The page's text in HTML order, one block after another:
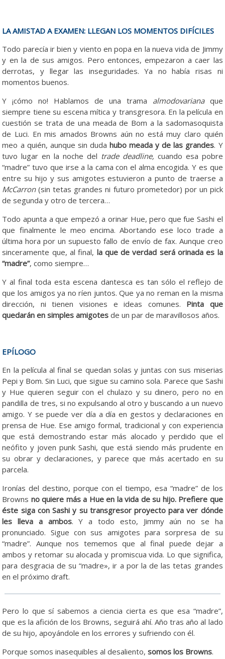
LA AMISTAD A EXAMEN: LLEGAN LOS MOMENTOS DIFÍCILES
Todo parecía ir bien y viento en popa en la nueva vida de Jimmy
y en la de sus amigos. Pero entonces, empezaron a caer las
derrotas, y llegar las inseguridades. Ya no había risas ni
momentos buenos.
Y ¡cómo no! Hablamos de una trama almodovarianaque
siempre tiene su escena mítica y transgresora. En la película en
cuestión se trata de una meada de Bom a la sadomasoquista
de Luci. En mis amados Browns aún no está muy claro quién
meo a quién, aunque sin duda hubo meada y de las grandes. Y
tuvo lugar en la noche del trade deadline, cuando esa pobre
“madre” tuvo que irse a la cama con el alma encogida. Y es que
entre su hijo y sus amigotes estuvieron a punto de traerse a
McCarron(sin tetas grandes ni futuro prometedor) por un pick
de segunda y otro de tercera…
Todo apunta a que empezó a orinar Hue, pero que fue Sashi el
que finalmente le meo encima. Abortando ese loco trade a
última hora por un supuesto fallo de envío de fax. Aunque creo
sinceramente que, al final, la que de verdad será orinada es la
“madre”, como siempre…
Y al final toda esta escena dantesca es tan sólo el reflejo de
que los amigos ya no ríen juntos. Que ya no reman en la misma
dirección, ni tienen visiones e ideas comunes. Pinta que
quedarán en simples amigotes de un par de maravillosos años.
EPÍLOGO
En la película al final se quedan solas y juntas con sus miserias
Pepi y Bom. Sin Luci, que sigue su camino sola. Parece que Sashi
y Hue quieren seguir con el chulazo y su dinero, pero no en
pandilla de tres, si no expulsando al otro y buscando a un nuevo
amigo. Y se puede ver día a día en gestos y declaraciones en
prensa de Hue. Ese amigo formal, tradicional y con experiencia
que está demostrando estar más alocado y perdido que el
neófito y joven punk Sashi, que está siendo más prudente en
su obrar y declaraciones, y parece que más acertado en su
parcela.
Ironías del destino, porque con el tiempo, esa “madre” de los
Browns no quiere más a Hue en la vida de su hijo. Prefiere que
éste siga con Sashi y su transgresor proyecto para ver dónde
les lleva a ambos. Y a todo esto, Jimmy aún no se ha
pronunciado. Sigue con sus amigotes para sorpresa de su
“madre”. Aunque nos tememos que al final puede dejar a
ambos y retomar su alocada y promiscua vida. Lo que significa,
para desgracia de su “madre», ir a por la de las tetas grandes
en el próximo draft.
Pero lo que sí sabemos a ciencia cierta es que esa “madre”,
que es la afición de los Browns, seguirá ahí. Año tras año al lado
de su hijo, apoyándole en los errores y sufriendo con él.
Porque somos inasequibles al desaliento,somos los Browns.